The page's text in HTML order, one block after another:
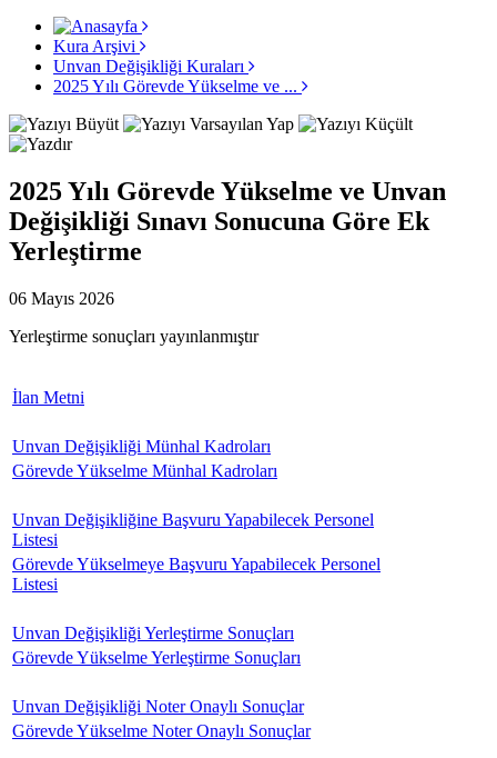
Kura Arşivi
Unvan Değişikliği Kuraları
2025 Yılı Görevde Yükselme ve ...
2025 Yılı Görevde Yükselme ve Unvan
Değişikliği Sınavı Sonucuna Göre Ek
Yerleştirme
06 Mayıs 2026
Yerleştirme sonuçları yayınlanmıştır
İlan Metni
Unvan Değişikliği Münhal Kadroları
Görevde Yükselme Münhal Kadroları
Unvan Değişikliğine Başvuru Yapabilecek Personel
Listesi
Görevde Yükselmeye Başvuru Yapabilecek Personel
Listesi
Unvan Değişikliği Yerleştirme Sonuçları
Görevde Yükselme Yerleştirme Sonuçları
Unvan Değişikliği Noter Onaylı Sonuçlar
Görevde Yükselme Noter Onaylı Sonuçlar